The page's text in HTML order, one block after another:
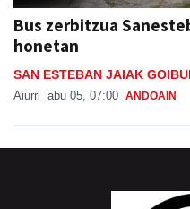
Bus zerbitzua
honetan
SAN ESTEBAN JAIAK
Aiurri abu 05, 07:00 ANDOAIN